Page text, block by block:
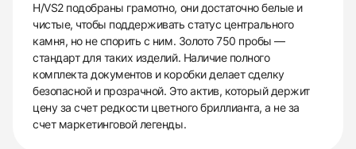
H/VS2 подобраны грамотно, они достаточно белые и
чистые, чтобы поддерживать статус центрального
камня, но не спорить с ним. Золото 750 пробы —
стандарт для таких изделий. Наличие полного
комплекта документов и коробки делает сделку
безопасной и прозрачной. Это актив, который держит
цену за счет редкости цветного бриллианта, а не за
счет маркетинговой легенды.